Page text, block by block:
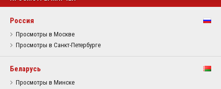
Россия
Просмотры в Москве
Просмотры в Санкт-Петербурге
Беларусь
Просмотры в Минске